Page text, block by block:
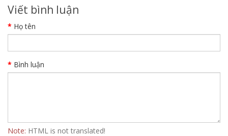
Viết bình luận
Họ tên
Bình luận
Note: HTML is not translated!